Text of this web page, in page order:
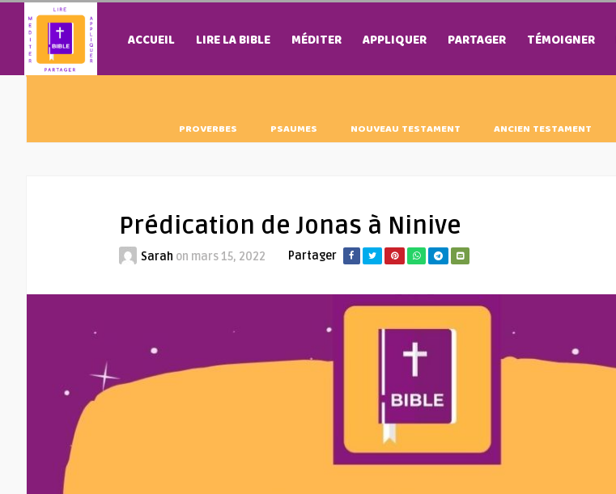
ACCUEIL LIRE LA BIBLE MÉDITER APPLIQUER PARTAGER TÉMOIGNER
PROVERBES PSAUMES NOUVEAU TESTAMENT ANCIEN TESTAMENT
Prédication de Jonas à Ninive
Sarah on mars 15, 2022 Partager